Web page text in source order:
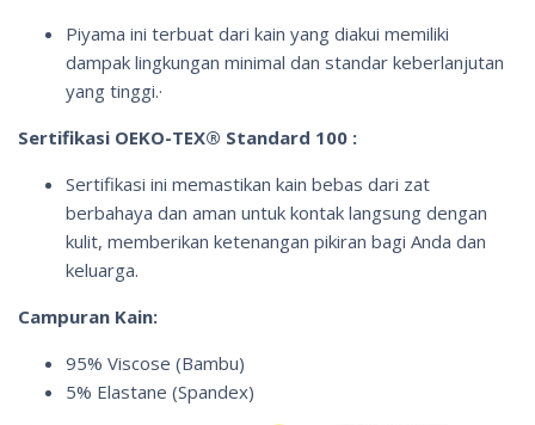
Piyama ini terbuat dari kain yang diakui memiliki
dampak lingkungan minimal dan standar keberlanjutan
yang tinggi.·
Sertifikasi OEKO-TEX® Standard 100 :
Sertifikasi ini memastikan kain bebas dari zat
berbahaya dan aman untuk kontak langsung dengan
kulit, memberikan ketenangan pikiran bagi Anda dan
keluarga.
Campuran Kain:
95% Viscose (Bambu)
5% Elastane (Spandex)